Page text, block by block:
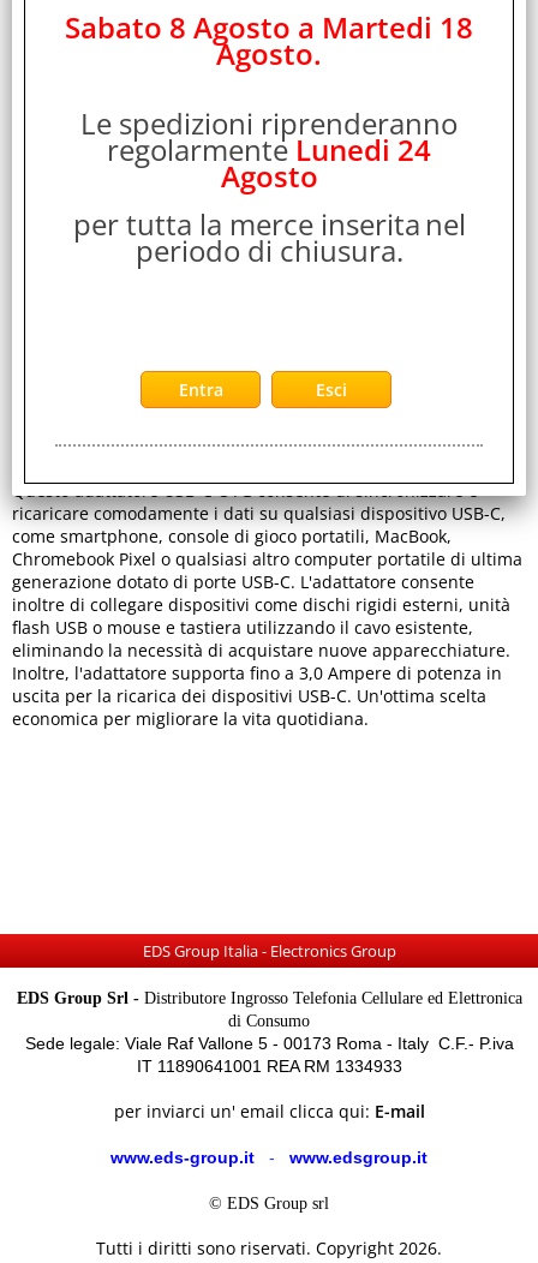
Non Disponibile
Descrizione
Questo adattatore USB-C OTG consente di sincronizzare e
ricaricare comodamente i dati su qualsiasi dispositivo USB-C,
come smartphone, console di gioco portatili, MacBook,
Chromebook Pixel o qualsiasi altro computer portatile di ultima
generazione dotato di porte USB-C. L'adattatore consente
inoltre di collegare dispositivi come dischi rigidi esterni, unità
flash USB o mouse e tastiera utilizzando il cavo esistente,
eliminando la necessità di acquistare nuove apparecchiature.
Inoltre, l'adattatore supporta fino a 3,0 Ampere di potenza in
uscita per la ricarica dei dispositivi USB-C. Un'ottima scelta
economica per migliorare la vita quotidiana.
EDS Group Italia - Electronics Group
EDS Group Srl -Distributore Ingrosso Telefonia Cellulare ed Elettronica
di Consumo
Sede legale: Viale Raf Vallone 5 - 00173 Roma - Italy C.F.- P.iva
IT 11890641001 REA RM 1334933
per inviarci un' email clicca qui: E-mail
www.eds-group.it - www.edsgroup.it
© EDS Group srl
Tutti i diritti sono riservati. Copyright 2026.
Sabato 8 Agosto a Martedi 18
Agosto.
Le spedizioni riprenderanno
regolarmente Lunedi 24
Agosto
per tutta la merce inserita nel
periodo di chiusura.